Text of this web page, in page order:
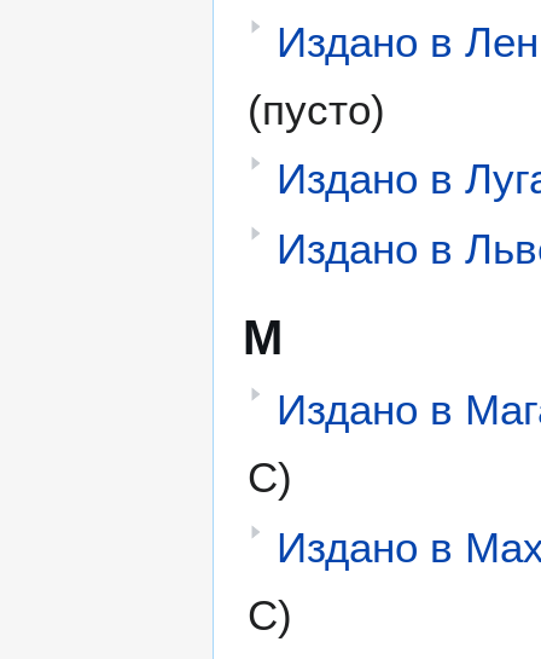
Издано в
(пусто)
Издано в
Издано в
М
Издано в
С)
Издано в
С)